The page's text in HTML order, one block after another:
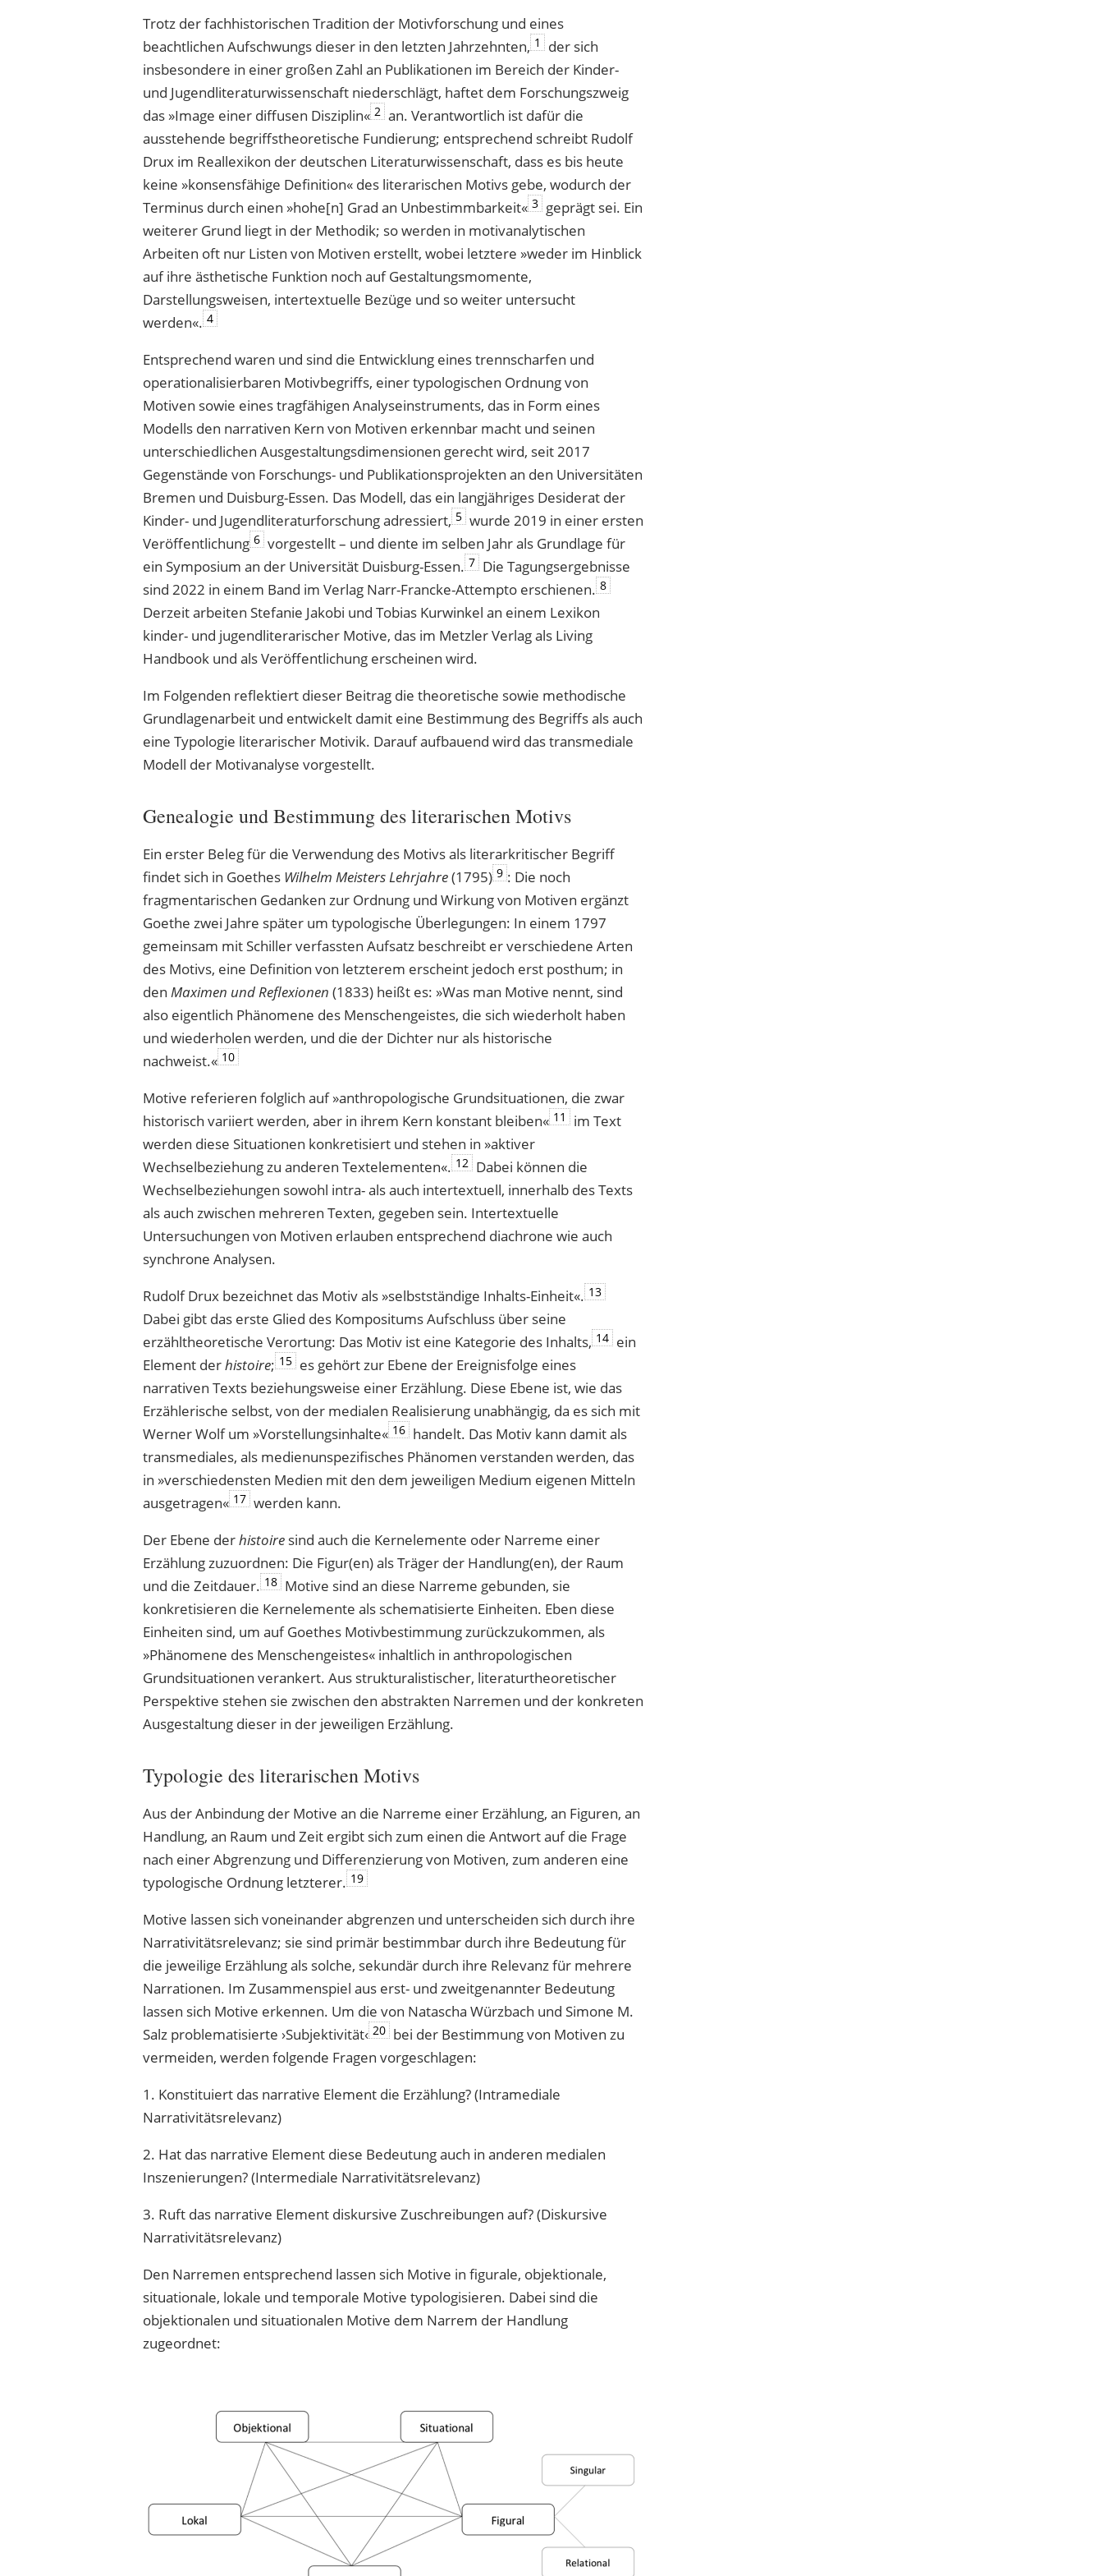
Trotz der fachhistorischen Tradition der Motivforschung und eines
beachtlichen Aufschwungs dieser in den letzten Jahrzehnten, 1
der sich
insbesondere in einer großen Zahl an Publikationen im Bereich der Kinder-
und Jugendliteraturwissenschaft niederschlägt, haftet dem Forschungszweig
das »Image einer diffusen Disziplin« 2 an. Verantwortlich ist dafür die
ausstehende begriffstheoretische Fundierung; entsprechend schreibt Rudolf
Drux im Reallexikon der deutschen Literaturwissenschaft, dass es bis heute
keine »konsensfähige Definition« des literarischen Motivs gebe, wodurch der
Terminus durch einen »hohe[n] Grad an Unbestimmbarkeit« 3 geprägt sei. Ein
weiterer Grund liegt in der Methodik; so werden in motivanalytischen
Arbeiten oft nur Listen von Motiven erstellt, wobei letztere »weder im Hinblick
auf ihre ästhetische Funktion noch auf Gestaltungsmomente,
Darstellungsweisen, intertextuelle Bezüge und so weiter untersucht
werden«. 4
Entsprechend waren und sind die Entwicklung eines trennscharfen und
operationalisierbaren Motivbegriffs, einer typologischen Ordnung von
Motiven sowie eines tragfähigen Analyseinstruments, das in Form eines
Modells den narrativen Kern von Motiven erkennbar macht und seinen
unterschiedlichen Ausgestaltungsdimensionen gerecht wird, seit 2017
Gegenstände von Forschungs- und Publikationsprojekten an den Universitäten
Bremen und Duisburg-Essen. Das Modell, das ein langjähriges Desiderat der
Kinder- und Jugendliteraturforschung adressiert, 5 wurde 2019 in einer ersten
Veröffentlichung 6 vorgestellt – und diente im selben Jahr als Grundlage für
ein Symposium an der Universität Duisburg-Essen. 7 Die Tagungsergebnisse
sind 2022 in einem Band im Verlag Narr-Francke-Attempto erschienen. 8
Derzeit arbeiten Stefanie Jakobi und Tobias Kurwinkel an einem Lexikon
kinder- und jugendliterarischer Motive, das im Metzler Verlag als Living
Handbook und als Veröffentlichung erscheinen wird.
Im Folgenden reflektiert dieser Beitrag die theoretische sowie methodische
Grundlagenarbeit und entwickelt damit eine Bestimmung des Begriffs als auch
eine Typologie literarischer Motivik. Darauf aufbauend wird das transmediale
Modell der Motivanalyse vorgestellt.
Genealogie und Bestimmung des literarischen Motivs
Ein erster Beleg für die Verwendung des Motivs als literarkritischer Begriff
findet sich in Goethes Wilhelm Meisters Lehrjahre(1795) 9 : Die noch
fragmentarischen Gedanken zur Ordnung und Wirkung von Motiven ergänzt
Goethe zwei Jahre später um typologische Überlegungen: In einem 1797
gemeinsam mit Schiller verfassten Aufsatz beschreibt er verschiedene Arten
des Motivs, eine Definition von letzterem erscheint jedoch erst posthum; in
den Maximen und Reflexionen (1833) heißt es: »Was man Motive nennt, sind
also eigentlich Phänomene des Menschengeistes, die sich wiederholt haben
und wiederholen werden, und die der Dichter nur als historische
nachweist.« 10
Motive referieren folglich auf »anthropologische Grundsituationen, die zwar
histo­risch variiert werden, aber in ihrem Kern konstant bleiben« 11
im Text
werden diese Situationen konkretisiert und stehen in »aktiver
Wechselbeziehung zu anderen Text­elementen«. 12 Dabei können die
Wechselbeziehungen sowohl intra- als auch intertextuell, innerhalb des Texts
als auch zwischen mehreren Texten, gegeben sein. Intertextuelle
Untersuchungen von Motiven erlauben entsprechend diachrone wie auch
synchrone Analysen.
Rudolf Drux bezeichnet das Motiv als »selbstständige Inhalts-Einheit«. 13
Dabei gibt das erste Glied des Kompositums Aufschluss über seine
erzähltheoretische Verortung: Das Motiv ist eine Kategorie des Inhalts, 14 ein
Element derhistoire; 15 es gehört zur Ebene der Ereignisfolge eines
narrativen Texts beziehungsweise einer Erzählung. Diese Ebene ist, wie das
Erzählerische selbst, von der medialen Realisierung unabhängig, da es sich mit
Werner Wolf um »Vorstellungsinhalte« 16 handelt. Das Motiv kann damit als
transmediales, als medienunspezifisches Phänomen verstanden werden, das
in »verschiedensten Medien mit den dem jeweiligen Medium eigenen Mitteln
ausgetragen« 17 werden kann.
Der Ebene derhistoire sind auch die Kernelemente oder Narreme einer
Erzählung zuzuordnen: Die Figur(en) als Träger der Handlung(en), der Raum
und die Zeitdauer. 18 Motive sind an diese Narreme gebunden, sie
konkretisieren die Kernelemente als schematisierte Einheiten. Eben diese
Einheiten sind, um auf Goethes Motivbestimmung zurückzukommen, als
»Phänomene des Menschengeistes« inhaltlich in anthropologischen
Grundsituationen verankert. Aus strukturalistischer, literaturtheoretischer
Perspektive stehen sie zwischen den abstrakten Narremen und der konkreten
Ausgestaltung dieser in der jeweiligen Erzählung.
Typologie des literarischen Motivs
Aus der Anbindung der Motive an die Narreme einer Erzählung, an Figuren, an
Handlung, an Raum und Zeit ergibt sich zum einen die Antwort auf die Frage
nach einer Abgrenzung und Differenzierung von Motiven, zum anderen eine
typologische Ordnung letzterer. 19
Motive lassen sich voneinander abgrenzen und unterscheiden sich durch ihre
Narrativitätsrelevanz; sie sind primär bestimmbar durch ihre Bedeutung für
die jeweilige Erzählung als solche, sekundär durch ihre Relevanz für mehrere
Narrationen. Im Zusammenspiel aus erst- und zweitgenannter Bedeutung
lassen sich Motive erkennen. Um die von Natascha Würzbach und Simone M.
Salz problematisierte ›Subjektivität‹ 20 bei der Bestimmung von Motiven zu
vermeiden, werden folgende Fragen vorgeschlagen:
1. Konstituiert das narrative Element die Erzählung? (Intramediale
Narrativitätsrelevanz)
2. Hat das narrative Element diese Bedeutung auch in anderen medialen
Inszenierungen? (Intermediale Narrativitätsrelevanz)
3. Ruft das narrative Element diskursive Zuschreibungen auf? (Diskursive
Narrativitätsrelevanz)
Den Narremen entsprechend lassen sich Motive in figurale, objektionale,
situationale, lokale und temporale Motive typologisieren. Dabei sind die
objektionalen und situationalen Motive dem Narrem der Handlung
zugeordnet: